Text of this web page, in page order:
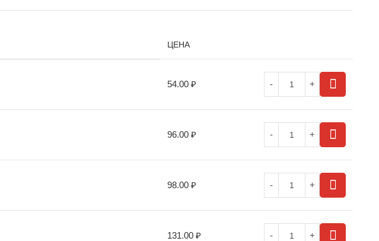
ЦЕНА
54.00 ₽
96.00 ₽
98.00 ₽
131.00 ₽